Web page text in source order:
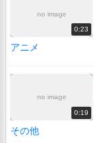
no image
0:23
アニメ
no image
0:19
その他